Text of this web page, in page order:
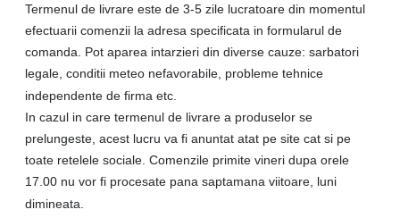
Termenul de livrare este de 3-5 zile lucratoare din momentul
efectuarii comenzii la adresa specificata in formularul de
comanda. Pot aparea intarzieri din diverse cauze: sarbatori
legale, conditii meteo nefavorabile, probleme tehnice
independente de firma etc.
In cazul in care termenul de livrare a produselor se
prelungeste, acest lucru va fi anuntat atat pe site cat si pe
toate retelele sociale. Comenzile primite vineri dupa orele
17.00 nu vor fi procesate pana saptamana viitoare, luni
dimineata.